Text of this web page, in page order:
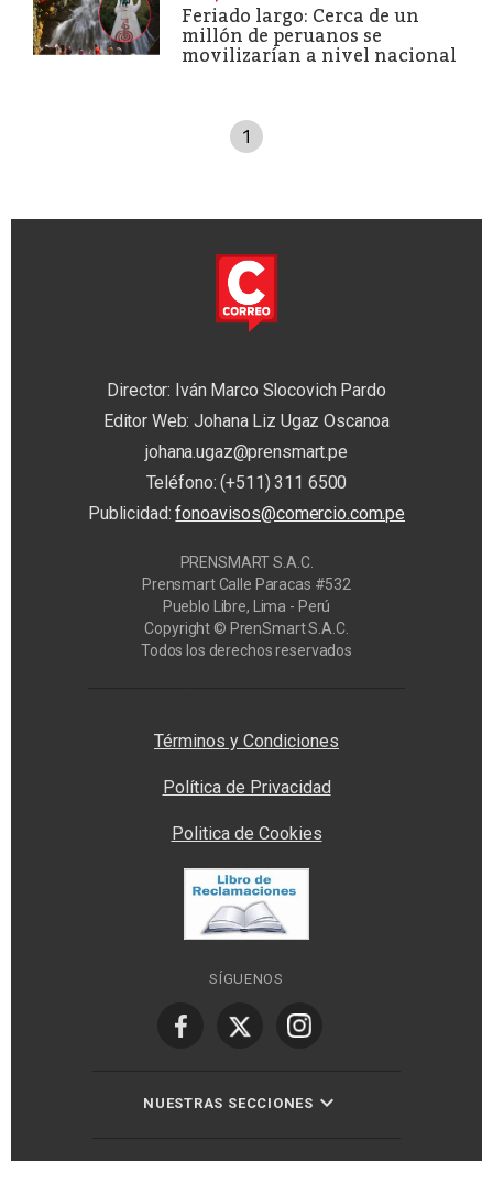
Feriado largo: Cerca de un
millón de peruanos se
movilizarían a nivel nacional
1
Director: Iván Marco Slocovich Pardo
Editor Web: Johana Liz Ugaz Oscanoa
johana.ugaz@prensmart.pe
Teléfono: (+511) 311 6500
Publicidad:fonoavisos@comercio.com.pe
PRENSMART S.A.C.
Prensmart Calle Paracas #532
Pueblo Libre, Lima - Perú
Copyright © PrenSmart S.A.C.
Todos los derechos reservados
Términos y Condiciones
Política de Privacidad
Politica de Cookies
SÍGUENOS
NUESTRAS SECCIONES